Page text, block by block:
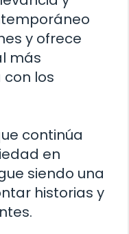
y ofrece
más
los
continúa
en
siendo una
historias y